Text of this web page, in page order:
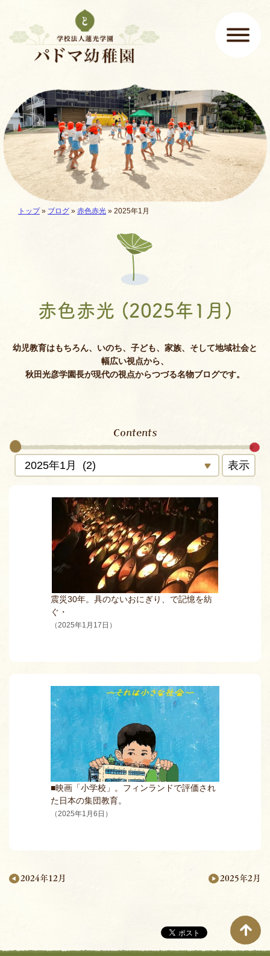
メインメニュー
ここから本文です。
現在地:
トップ» ブログ » 赤色赤光 » 2025年1月
赤色赤光 (2025年1月)
幼児教育はもちろん、いのち、子ども、家族、そして地域社会と
幅広い視点から、
秋田光彦学園長が現代の視点からつづる名物ブログです。
Contents
表示
震災30年。具のないおにぎり、で記憶を紡
ぐ・
（2025年1月17日）
■映画「小学校」。フィンランドで評価され
た日本の集団教育。
（2025年1月6日）
ペ
2024年12月 2025年2月